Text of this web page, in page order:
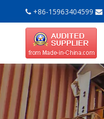
 +86-15963404599 